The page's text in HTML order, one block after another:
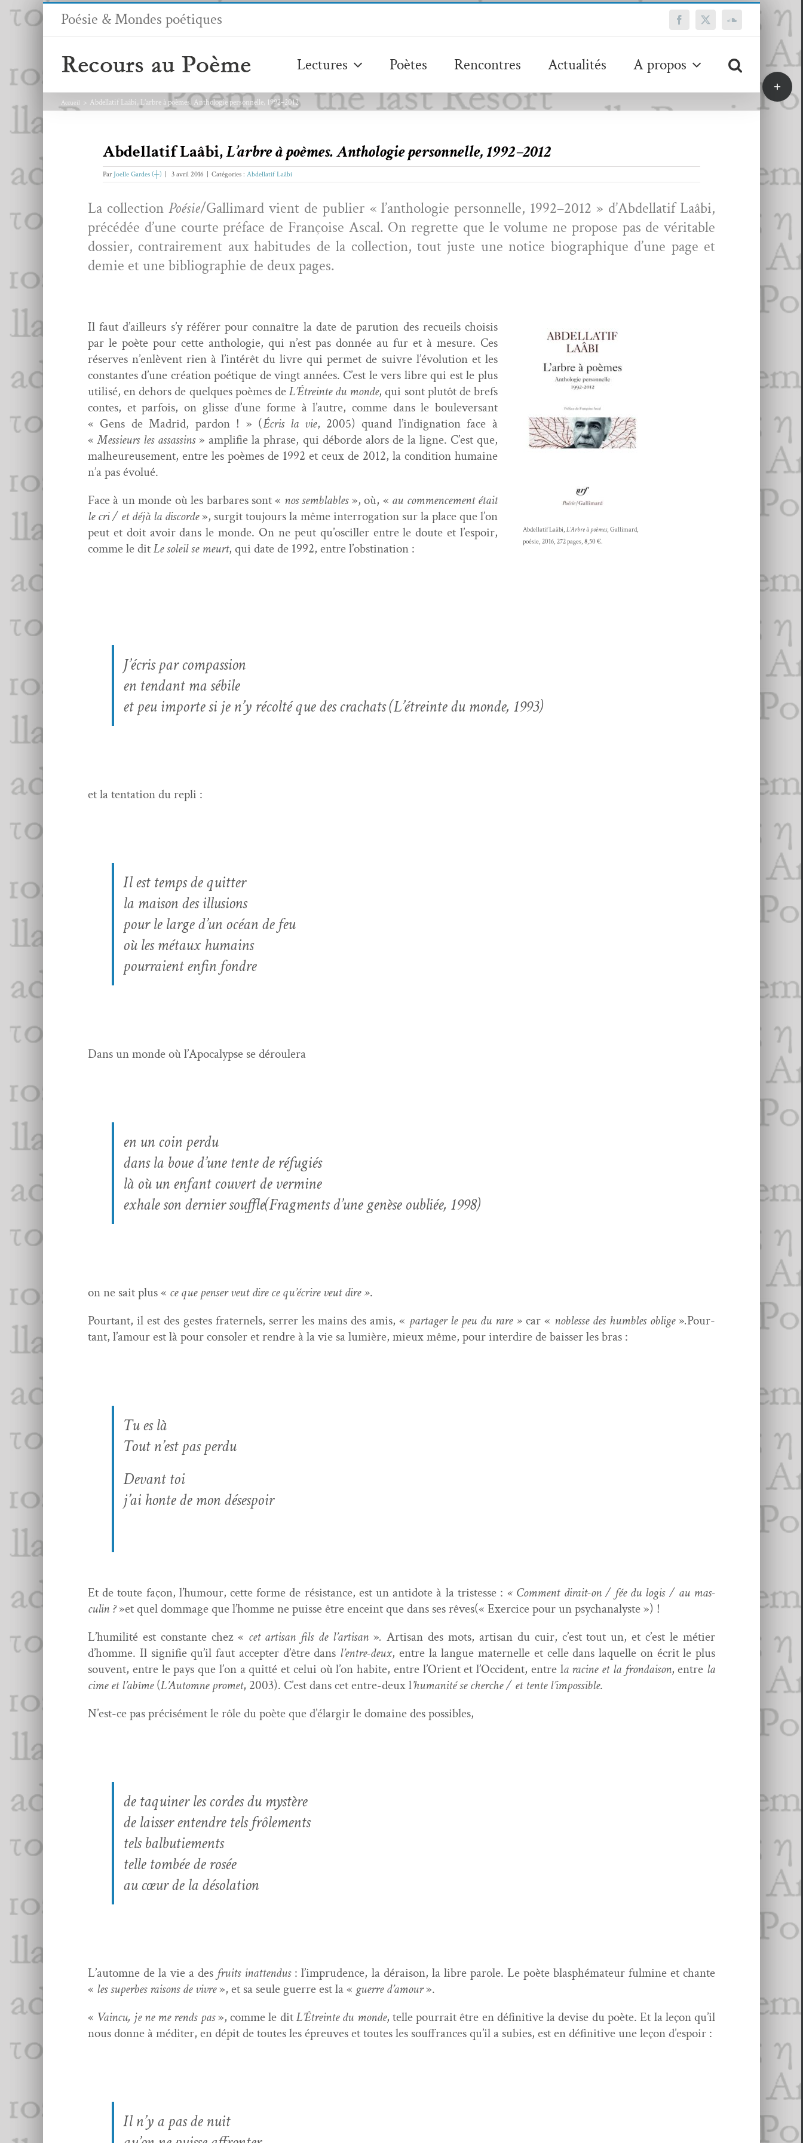
Passer
Poésie & Mondes poétiques Facebook
X SoundCloud
Lectures Poètes Rencontres Actualités A propos
Accueil Abdellatif Laâbi, L’arbre à poèmes. Anthologie personnelle, 1992–2012
Abdellatif Laâbi,L’arbre à poèmes. Anthologie personnelle, 1992–2012
Par Joelle Gardes (┼) 3 avril 2016 Catégories : Abdellatif Laâbi
La col­lec­tionPoésie/Gallimard vient de pub­li­er « l’anthologie per­son­nelle, 1992–2012 » d’Abdellatif Laâbi,
précédée d’une courte pré­face de Françoise Ascal. On regrette que le vol­ume ne pro­pose pas de véri­ta­ble
dossier, con­traire­ment aux habi­tudes de la col­lec­tion, tout juste une notice biographique d’une page et
demie et une bib­li­ogra­phie de deux pages.
Il faut d’ailleurs s’y référ­er pour con­naître la date de paru­tion des recueils choi­sis
par le poète pour cette antholo­gie, qui n’est pas don­née au fur et à mesure. Ces
réserves n’en­lèvent rien à l’in­térêt du livre qui per­met de suiv­re l’évo­lu­tion et les
con­stantes d’une créa­tion poé­tique de vingt années. C’est le vers libre qui est le plus
util­isé, en dehors de quelques poèmes deL’Étreinte du monde, qui sont plutôt de brefs
con­tes, et par­fois, on glisse d’une forme à l’autre, comme dans le boulever­sant
« Gens de Madrid, par­don ! » (Écris la vie, 2005) quand l’indignation face à
«Messieurs les assas­sins» ampli­fie la phrase, qui débor­de alors de la ligne. C’est que,
mal­heureuse­ment, entre les poèmes de 1992 et ceux de 2012, la con­di­tion humaine
n’a pas évolué.
Face à un monde où les bar­bares sont « nos sem­blables», où, « au com­mence­ment était
le cri / et déjà la dis­corde», sur­git tou­jours la même inter­ro­ga­tion sur la place que l’on
peut et doit avoir dans le monde. On ne peut qu’osciller entre le doute et l’espoir,
comme le ditLe soleil se meurt, qui date de 1992, entre l’obstination :
Abdel­latif Laâbi, L’Ar­bre à poèmes, Gal­li­mard,
poésie, 2016, 272 pages, 8,50 €.
J’écris par compassion
en ten­dant ma sébile
et peu importe si je n’y récolté que des crachats(L’étreinte du monde, 1993)
et la ten­ta­tion du repli :
Il est temps de quitter
la mai­son des illusions
pour le large d’un océan de feu
où les métaux humains
pour­raient enfin fondre
Dans un monde où l’Apocalypse se déroulera
en un coin perdu
dans la boue d’une tente de réfugiés
là où un enfant cou­vert de vermine
exhale son dernier souf­fle(Frag­ments d’une genèse oubliée, 1998)
on ne sait plus « ce que penser veut dire ce qu’écrire veut dire ».
Pour­tant, il est des gestes frater­nels, ser­rer les mains des amis, « partager le peu du rare »car « noblesse des hum­bles oblige».Pour­
tant, l’amour est là pour con­sol­er et ren­dre à la vie sa lumière, mieux même, pour inter­dire de baiss­er les bras :
Tu es là
Tout n’est pas perdu
Devant toi
j’ai honte de mon désespoir
Et de toute façon, l’humour, cette forme de résis­tance, est un anti­dote à la tristesse : « Com­ment dirait-on / fée du logis / au mas­
culin ?»et quel dom­mage que l’homme ne puisse être enceint que dans ses rêves(« Exer­ci­ce pour un psychanalyste ») !
L’humilité est con­stante chez « cet arti­san fils de l’artisan».Arti­san des mots, arti­san du cuir, c’est tout un, et c’est le méti­er
d’homme. Il sig­ni­fie qu’il faut accepter d’être dans l’entre-deux, entre la langue mater­nelle et celle dans laque­lle on écrit le plus
sou­vent, entre le pays que l’on a quit­té et celui où l’on habite, entre l’Orient et l’Occident, entre la racine et la frondai­son, entre la
cime et l’abîme(L’Automne promet, 2003). C’est dans cet entre-deux l’human­ité se cherche / et tente l’impossible.
N’est-ce pas pré­cisé­ment le rôle du poète que d’élargir le domaine des possibles,
de taquin­er les cordes du mystère
de laiss­er enten­dre tels frôlements
tels bal­bu­tiements
telle tombée de rosée
au cœur de la désolation
L’automne de la vie a des fruits inat­ten­dus: l’imprudence, la dérai­son, la libre parole. Le poète blas­phé­ma­teur ful­mine et chante
« les superbes raisons de vivre», et sa seule guerre est la « guerre d’amour».
« Vain­cu, je ne me rends pas», comme le ditL’Étreinte du monde, telle pour­rait être en défini­tive la devise du poète. Et la leçon qu’il
nous donne à méditer, en dépit de toutes les épreuves et toutes les souf­frances qu’il a subies, est en défini­tive une leçon d’espoir :
Il n’y a pas de nuit
Bascule
de
la
barre